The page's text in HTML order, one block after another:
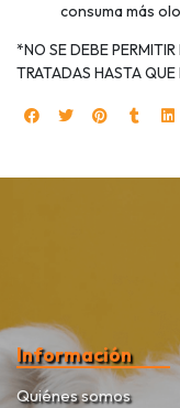
consuma más
*NO SE DEBE
TRATADAS HASTA
Información
Quiénes somos